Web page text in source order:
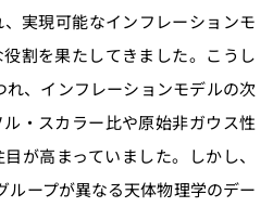
実現可能なインフレーションモ
割を果たしてきました。こうし
れ、インフレーションモデルの次
・スカラー比や原始非ガウス性
が高まっていました。しかし、
ループが異なる天体物理学のデー